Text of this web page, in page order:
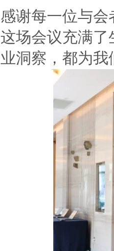
感谢每一位与
这场会议充满
业洞察，都为